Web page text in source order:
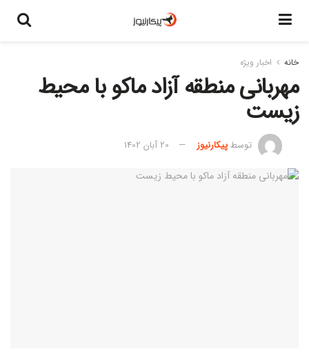
خانه اخبار ویژه
مهربانی منطقه آزاد ماکو با محیط
زیست
توسطپیکارنیوز 20 آبان 1402